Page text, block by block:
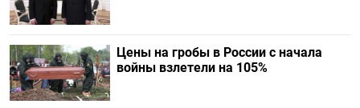
Цены на гробы в России с начала
войны взлетели на 105%